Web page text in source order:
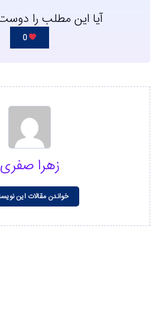
آیا این مطلب را
0
زهرا صفری
خواندن مقالات این